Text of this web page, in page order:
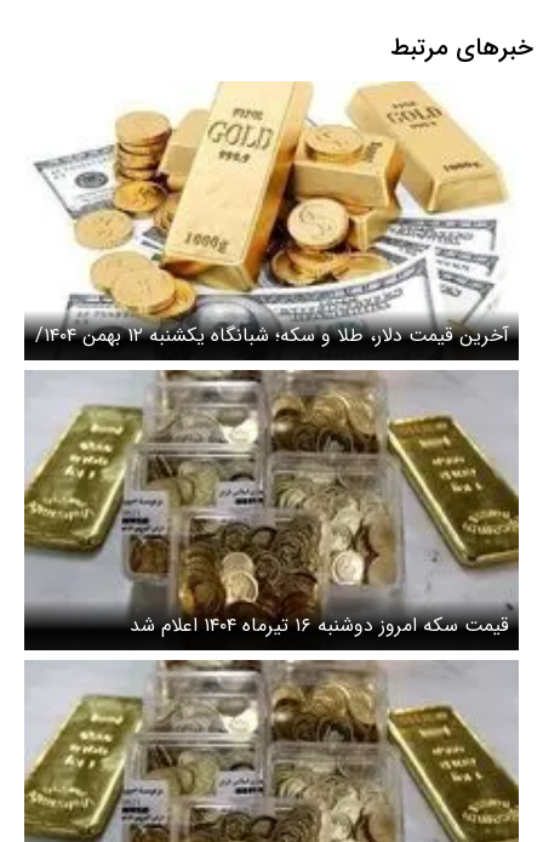
خبرهای مرتبط
آخرین قیمت دلار، طلا و سکه؛ شبانگاه یکشنبه ۱۲ بهمن ۱۴۰۴/
سقوط قیمت سکه و طلا
قیمت سکه امروز دوشنبه ۱۶ تیرماه ۱۴۰۴ اعلام شد